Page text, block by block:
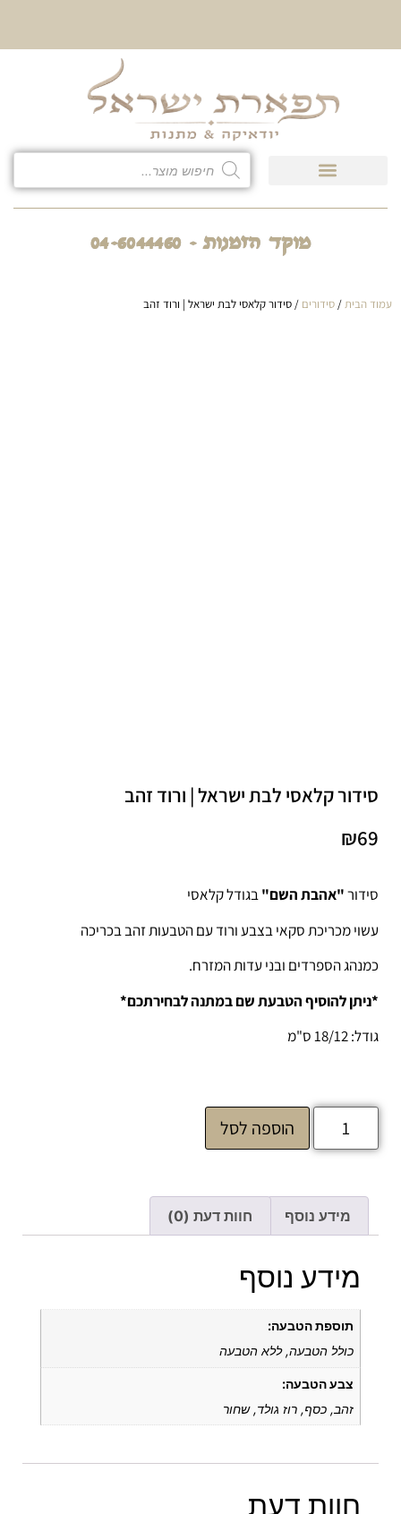
מוקד הזמנות - 04-6044460
עמוד הבית/ סידורים / סידור קלאסי לבת ישראל | ורוד זהב
סידור קלאסי לבת ישראל | ורוד זהב
₪69
סידור"אהבת השם"בגודל קלאסי
עשוי מכריכת סקאי בצבע ורוד עם הטבעות זהב בכריכה
כמנהג הספרדים ובני עדות המזרח.
*ניתן להוסיף הטבעת שם במתנה לבחירתכם*
גודל: 18/12 ס"מ
הוספה לסל
מידע נוסף חוות דעת (0)
מידע נוסף
תוספת הטבעה:
כולל הטבעה, ללא הטבעה
צבע הטבעה:
זהב, כסף, רוז גולד, שחור
חוות דעת